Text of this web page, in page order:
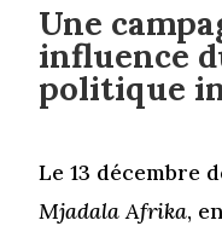
Une
influence
politique
Le 13 décembre
Mjadala Afrika,